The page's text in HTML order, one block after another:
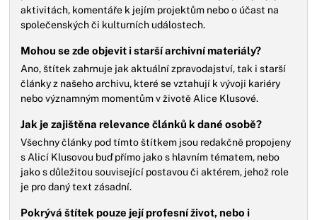
aktivitách, komentáře k jejím projektům nebo o účast na
společenských či kulturních událostech.
Mohou se zde objevit i starší archivní materiály?
Ano, štítek zahrnuje jak aktuální zpravodajství, tak i starší
články z našeho archivu, které se vztahují k vývoji kariéry
nebo významným momentům v životě Alice Klusové.
Jak je zajištěna relevance článků k dané osobě?
Všechny články pod tímto štítkem jsou redakčně propojeny
s Alicí Klusovou buď přímo jako s hlavním tématem, nebo
jako s důležitou související postavou či aktérem, jehož role
je pro daný text zásadní.
Pokrývá štítek pouze její profesní život, nebo i